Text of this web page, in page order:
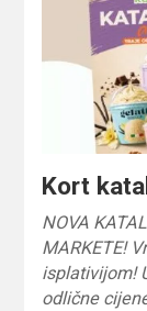
Kort
NOVA
MARKETE!
isplativijom!
odlične